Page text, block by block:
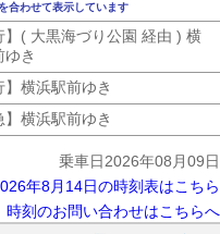
合わせて表示しています
】( 大黒海づり公園 経由 ) 横
ゆき
】横浜駅前ゆき
】横浜駅前ゆき
乗車日2026年08月09日
年8月14日の時刻表はこちら
時刻のお問い合わせはこちらへ